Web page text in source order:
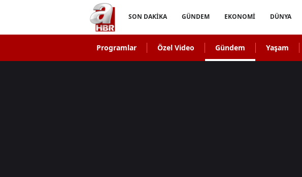
SON DAKİKA GÜNDEM EKONOMİ DÜNYA
Programlar Özel Video Gündem Yaşam